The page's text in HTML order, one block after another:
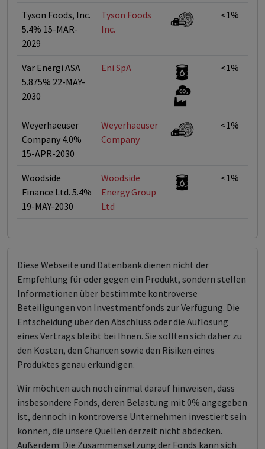
Tyson Foods, Inc.
5.4% 15-MAR-
2029
Tyson Foods
Inc.
<1%
Var Energi ASA
5.875% 22-MAY-
2030
Eni SpA <1%
Weyerhaeuser
Company 4.0%
15-APR-2030
Weyerhaeuser
Company
<1%
Woodside
Finance Ltd. 5.4%
19-MAY-2030
Woodside
Energy Group
Ltd
<1%
Diese Webseite und Datenbank dienen nicht der
Empfehlung für oder gegen ein Produkt, sondern stellen
Informationen über bestimmte kontroverse
Beteiligungen von Investmentfonds zur Verfügung. Die
Entscheidung über den Abschluss oder die Auflösung
eines Vertrags bleibt bei Ihnen. Sie sollten sich daher zu
den Kosten, den Chancen sowie den Risiken eines
Produktes genau erkundigen.
Wir möchten auch noch einmal darauf hinweisen, dass
insbesondere Fonds, deren Belastung mit 0% angegeben
ist, dennoch in kontroverse Unternehmen investiert sein
können, die unsere Quellen derzeit nicht abdecken.
Außerdem: Die Zusammensetzung der Fonds kann sich